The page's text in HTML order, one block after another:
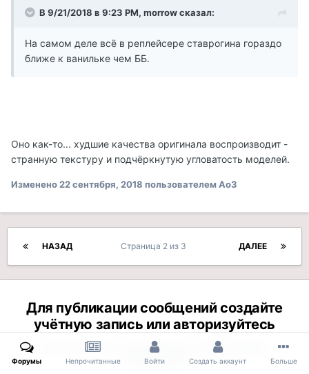
В 9/21/2018 в 9:23 PM, morrow сказал:
На самом деле всё в реплейсере ставрогина гораздо
ближе к ванильке чем ББ.
Оно как-то... худшие качества оригинала воспроизводит -
странную текстуру и подчёркнутую угловатость моделей.
Изменено22 сентября, 2018 пользователем Ao3
НАЗАД ДАЛЕЕ
Страница 2 из 3
Для публикации сообщений создайте
учётную запись или авторизуйтесь
Вы должны быть пользователем, чтобы оставить
комментарий
Форумы Непрочитанные Войти Создать аккаунт Больше